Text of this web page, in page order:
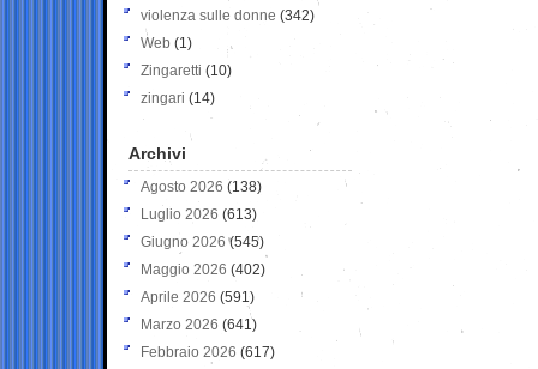
violenza sulle donne (342)
Web (1)
Zingaretti (10)
zingari (14)
Archivi
Agosto 2026 (138)
Luglio 2026 (613)
Giugno 2026 (545)
Maggio 2026 (402)
Aprile 2026 (591)
Marzo 2026 (641)
Febbraio 2026 (617)